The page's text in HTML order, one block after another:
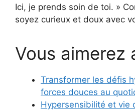
Ici, je prends soin de toi. »
soyez curieux et doux avec
Vous aimerez
Transformer les défis
forces douces au
Hypersensibilité et vie